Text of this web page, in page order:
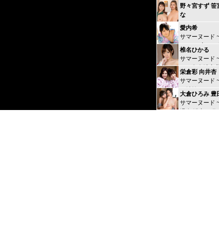
野々宮すず 笹
な
タイムファッ
ディット 時間
れ ~高級レス
編~
愛内希
サマーヌード
de Sex 交わ
椎名ひかる
サマーヌード
かな色白浴衣
秘密の花園 夏
全て開放しま
栄倉彩 向井杏
サマーヌード
ワ姉妹とWデ
行 夜の宴はス
ング！~
大倉ひろみ 豊
サマーヌード